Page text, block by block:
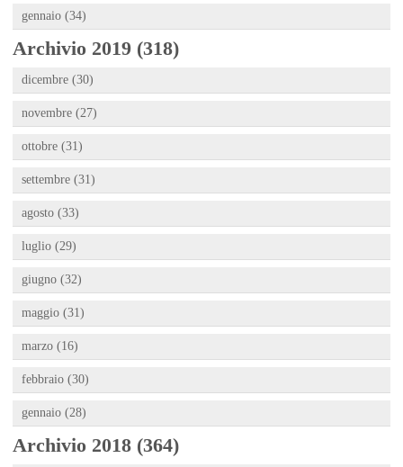
gennaio (34)
Archivio 2019 (318)
dicembre (30)
novembre (27)
ottobre (31)
settembre (31)
agosto (33)
luglio (29)
giugno (32)
maggio (31)
marzo (16)
febbraio (30)
gennaio (28)
Archivio 2018 (364)